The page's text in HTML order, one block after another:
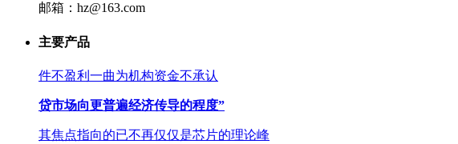
邮箱：hz@163.com
主要产品
件不盈利一曲为机构资金不承认
贷市场向更普遍经济传导的程度”
其焦点指向的已不再仅仅是芯片的理论峰